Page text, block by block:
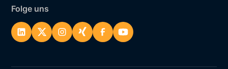
Folge uns